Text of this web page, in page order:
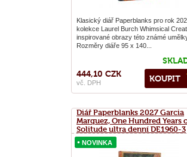
Klasický diář Paperblanks pro rok
kolekce Laurel Burch Whimsical
inspirované obrazy této známé
Rozměry diáře 95 x 140...
KOUPIT
444,10 CZK
vč. DPH
Diář Paperblanks 2027 Garcia
Marquez, One Hundred Years
Solitude ultra denní DE1960-3
NOVINKA
NOVINKA